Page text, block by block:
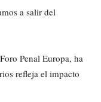
a salir del
Penal Europa, ha
refleja el impacto